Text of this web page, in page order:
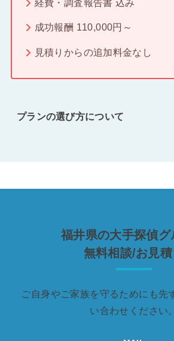
経費・調査報告書 込み
成功報酬 110,000円～
見積りからの追加料金なし
プランの選び方について
福井県の大手探偵グ
無料相談/お見積
ご自身やご家族を守るためにも先
い合わせください。